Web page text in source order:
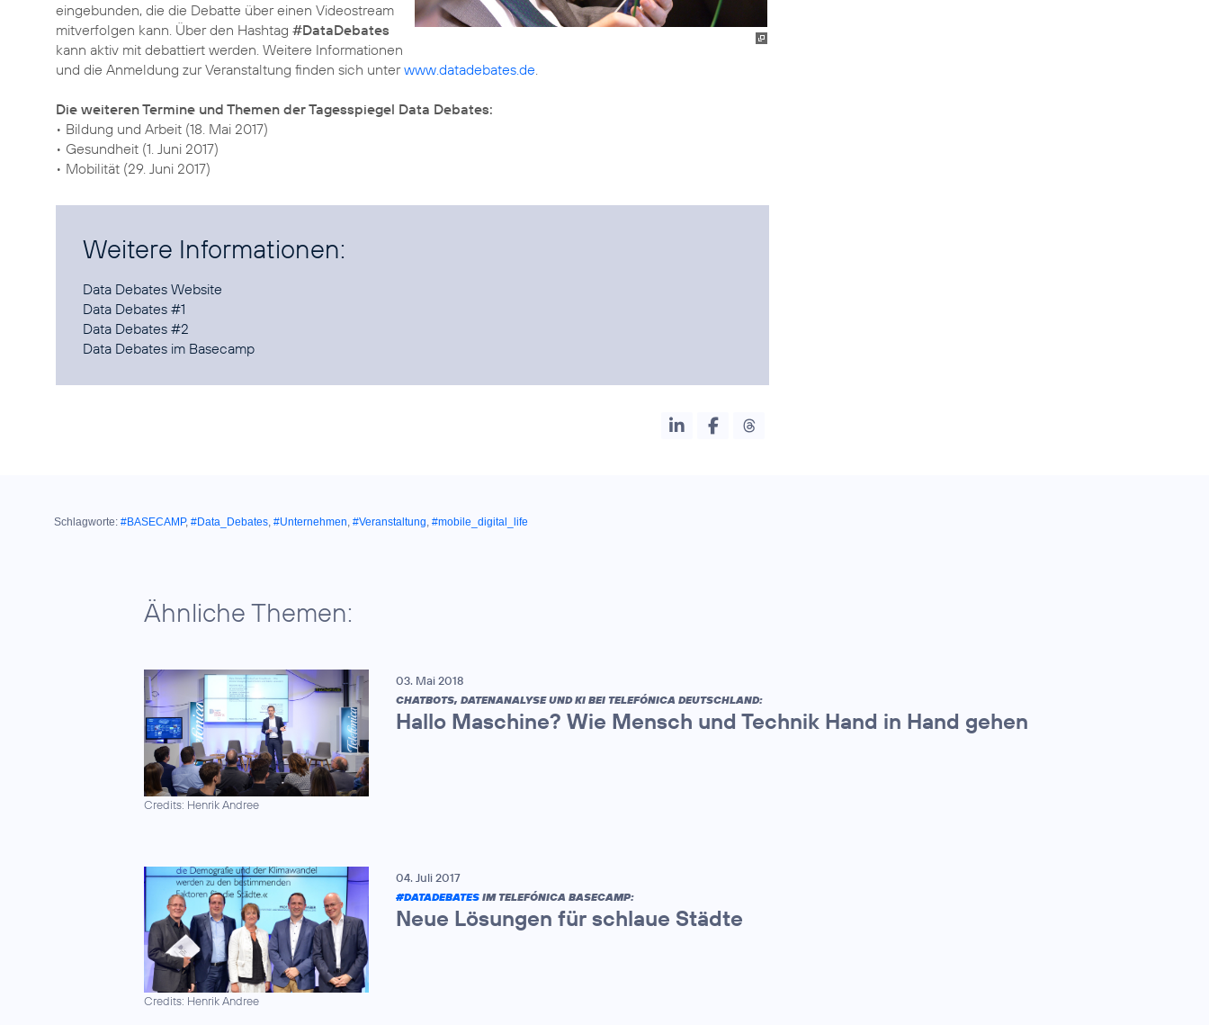
eingebunden, die die Debatte über einen Videostream
mitverfolgen kann. Über den Hashtag #DataDebates
kann aktiv mit debattiert werden. Weitere Informationen
und die Anmeldung zur Veranstaltung finden sich unterwww.datadebates.de.
Die weiteren Termine und Themen der Tagesspiegel Data Debates:
• Bildung und Arbeit (18. Mai 2017)
• Gesundheit (1. Juni 2017)
• Mobilität (29. Juni 2017)
Weitere Informationen:
Data Debates Website
Data Debates #1
Data Debates #2
Data Debates im Basecamp
Schlagworte: #BASECAMP, #Data_Debates, #Unternehmen, #Veranstaltung, #mobile_digital_life
Ähnliche Themen:
Credits: Henrik Andree
03. Mai 2018
CHATBOTS, DATENANALYSE UND KI BEI TELEFÓNICA DEUTSCHLAND:
Hallo Maschine? Wie Mensch und Technik Hand in Hand gehen
Credits: Henrik Andree
04. Juli 2017
#DATADEBATES IM TELEFÓNICA BASECAMP:
Neue Lösungen für schlaue Städte